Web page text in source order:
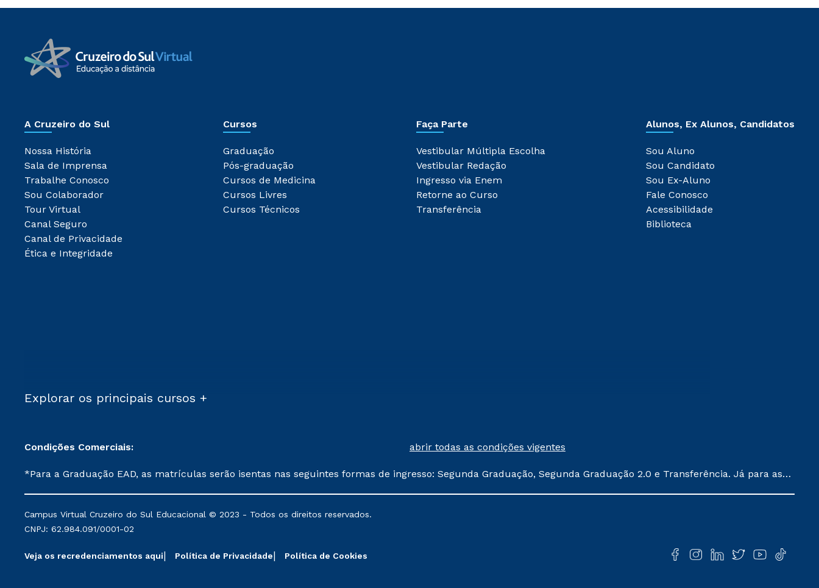
A Cruzeiro do Sul
Nossa História
Sala de Imprensa
Trabalhe Conosco
Sou Colaborador
Tour Virtual
Canal Seguro
Canal de Privacidade
Ética e Integridade
Cursos
Graduação
Pós-graduação
Cursos de Medicina
Cursos Livres
Cursos Técnicos
Faça Parte
Vestibular Múltipla Escolha
Vestibular Redação
Ingresso via Enem
Retorne ao Curso
Transferência
Alunos, Ex Alunos, Candidatos
Sou Aluno
Sou Candidato
Sou Ex-Aluno
Fale Conosco
Acessibilidade
Biblioteca
Explorar os principais cursos +
Condições Comerciais: abrir todas as condições vigentes
*Para a Graduação EAD, as matrículas serão isentas nas seguintes formas de ingresso: Segunda Graduação, Segunda Graduação 2.0 e Transferência. Já para as
mantidos conforme negociação. Descontos institucionais poderão sofrer alterações nos períodos de rematrícula conforme exposto no contrato de prestação de
serviços.
Campus Virtual Cruzeiro do Sul Educacional © 2023 - Todos os direitos reservados.
CNPJ: 62.984.091/0001-02
Veja os recredenciamentos aqui Política de Privacidade Política de Cookies